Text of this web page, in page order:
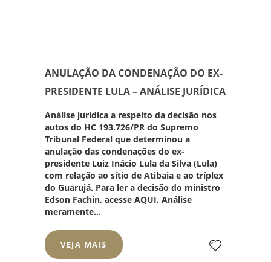
ANULAÇÃO DA CONDENAÇÃO DO EX-
PRESIDENTE LULA – ANÁLISE JURÍDICA
Análise jurídica a respeito da decisão nos
autos do HC 193.726/PR do Supremo
Tribunal Federal que determinou a
anulação das condenações do ex-
presidente Luiz Inácio Lula da Silva (Lula)
com relação ao sítio de Atibaia e ao tríplex
do Guarujá. Para ler a decisão do ministro
Edson Fachin, acesse AQUI. Análise
meramente...
VEJA MAIS